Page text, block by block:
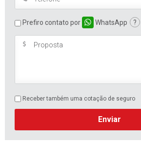
Prefiro contato por WhatsApp ?
Receber também uma cotação de seguro
Enviar